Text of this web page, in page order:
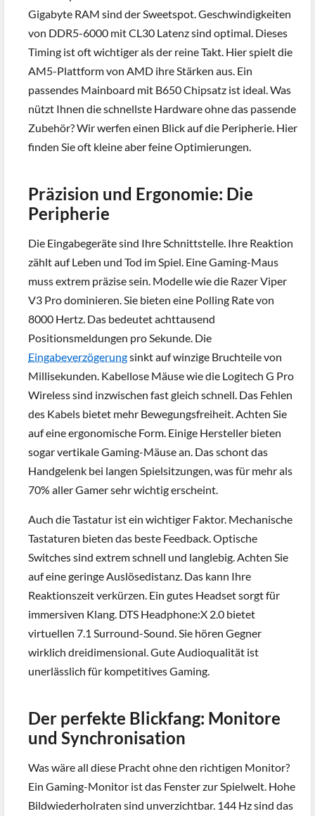
Gigabyte RAM sind der Sweetspot. Geschwindigkeiten
von DDR5-6000 mit CL30 Latenz sind optimal. Dieses
Timing ist oft wichtiger als der reine Takt. Hier spielt die
AM5-Plattform von AMD ihre Stärken aus. Ein
passendes Mainboard mit B650 Chipsatz ist ideal. Was
nützt Ihnen die schnellste Hardware ohne das passende
Zubehör? Wir werfen einen Blick auf die Peripherie. Hier
finden Sie oft kleine aber feine Optimierungen.
Präzision und Ergonomie: Die
Peripherie
Die Eingabegeräte sind Ihre Schnittstelle. Ihre Reaktion
zählt auf Leben und Tod im Spiel. Eine Gaming-Maus
muss extrem präzise sein. Modelle wie die Razer Viper
V3 Pro dominieren. Sie bieten eine Polling Rate von
8000 Hertz. Das bedeutet achttausend
Positionsmeldungen pro Sekunde. Die
Eingabeverzögerungsinkt auf winzige Bruchteile von
Millisekunden. Kabellose Mäuse wie die Logitech G Pro
Wireless sind inzwischen fast gleich schnell. Das Fehlen
des Kabels bietet mehr Bewegungsfreiheit. Achten Sie
auf eine ergonomische Form. Einige Hersteller bieten
sogar vertikale Gaming-Mäuse an. Das schont das
Handgelenk bei langen Spielsitzungen, was für mehr als
70% aller Gamer sehr wichtig erscheint.
Auch die Tastatur ist ein wichtiger Faktor. Mechanische
Tastaturen bieten das beste Feedback. Optische
Switches sind extrem schnell und langlebig. Achten Sie
auf eine geringe Auslösedistanz. Das kann Ihre
Reaktionszeit verkürzen. Ein gutes Headset sorgt für
immersiven Klang. DTS Headphone:X 2.0 bietet
virtuellen 7.1 Surround-Sound. Sie hören Gegner
wirklich dreidimensional. Gute Audioqualität ist
unerlässlich für kompetitives Gaming.
Der perfekte Blickfang: Monitore
und Synchronisation
Was wäre all diese Pracht ohne den richtigen Monitor?
Ein Gaming-Monitor ist das Fenster zur Spielwelt. Hohe
Bildwiederholraten sind unverzichtbar. 144 Hz sind das